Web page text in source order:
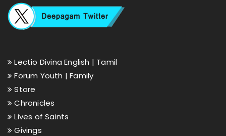
Lectio Divina English | Tamil
Forum Youth |Family
Store
Chronicles
Lives of Saints
Givings